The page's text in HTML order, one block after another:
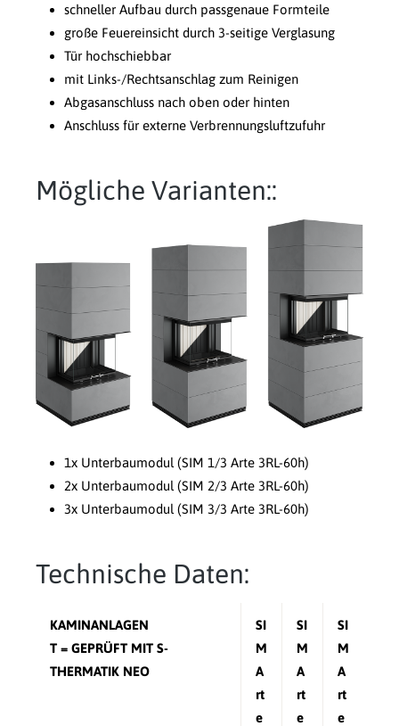
schneller Aufbau durch passgenaue Formteile
große Feuereinsicht durch 3-seitige Verglasung
Tür hochschiebbar
mit Links-/Rechtsanschlag zum Reinigen
Abgasanschluss nach oben oder hinten
Anschluss für externe Verbrennungsluftzufuhr
Mögliche Varianten::
1x Unterbaumodul (SIM 1/3 Arte 3RL-60h)
2x Unterbaumodul (SIM 2/3 Arte 3RL-60h)
3x Unterbaumodul (SIM 3/3 Arte 3RL-60h)
Technische Daten:
KAMINANLAGEN
T = GEPRÜFT MIT S-
THERMATIK NEO
SI
M
A
rt
e
SI
M
A
rt
e
SI
M
A
rt
e